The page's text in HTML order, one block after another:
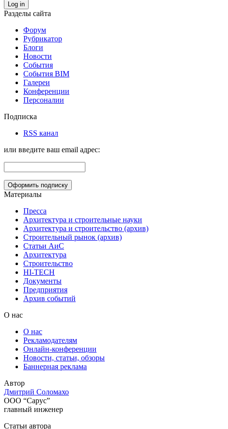
Log in
Разделы сайта
Форум
Рубрикатор
Блоги
Новости
События
События BIM
Галереи
Конференции
Персоналии
Подписка
RSS канал
или введите ваш email адрес:
Материалы
Пресса
Архитектура и строительные науки
Архитектура и строительство (архив)
Строительный рынок (архив)
Статьи АиС
Архитектура
Строительство
HI-TECH
Документы
Предприятия
Архив событий
О нас
О нас
Рекламодателям
Онлайн-конференции
Новости, статьи, обзоры
Баннерная реклама
Автор
Дмитрий Соломахо
ООО “Сарус”
главный инженер
Статьи автора